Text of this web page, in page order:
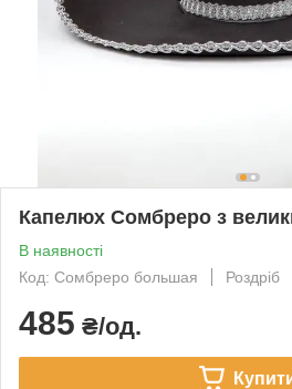
Капелюх Сомбреро з
В наявності
Код: Сомбреро большая
Роздріб
485 ₴/од.